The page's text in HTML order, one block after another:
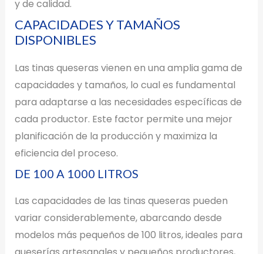
y de calidad.
CAPACIDADES Y TAMAÑOS
DISPONIBLES
Las tinas queseras vienen en una amplia gama de
capacidades y tamaños, lo cual es fundamental
para adaptarse a las necesidades específicas de
cada productor. Este factor permite una mejor
planificación de la producción y maximiza la
eficiencia del proceso.
DE 100 A 1000 LITROS
Las capacidades de las tinas queseras pueden
variar considerablemente, abarcando desde
modelos más pequeños de 100 litros, ideales para